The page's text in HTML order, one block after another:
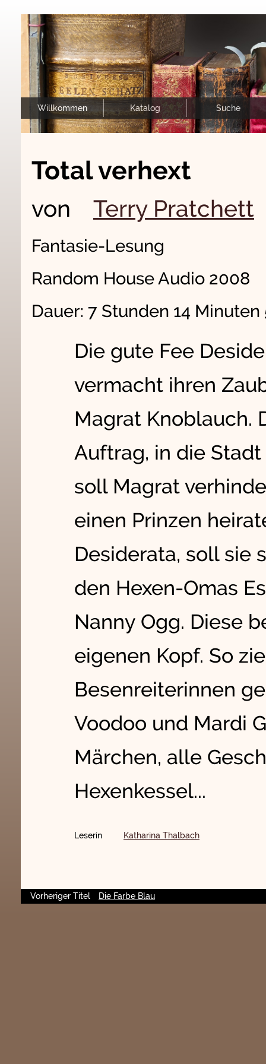
Willkommen Katalog Suche
Total verhext
von Terry Pratchett
Fantasie-Lesung
Random House Audio 2008
Dauer: 7 Stunden 14
Die gute Fee
vermacht ihren
Magrat Knoblauch.
Auftrag, in die
soll Magrat
einen Prinzen
Desiderata, soll sie
den Hexen-Omas
Nanny Ogg. Diese
eigenen Kopf. So
Besenreiterinnen
Voodoo und Mardi
Märchen, alle
Hexenkessel...
Leserin Katharina Thalbach
Vorheriger Titel Die Farbe Blau